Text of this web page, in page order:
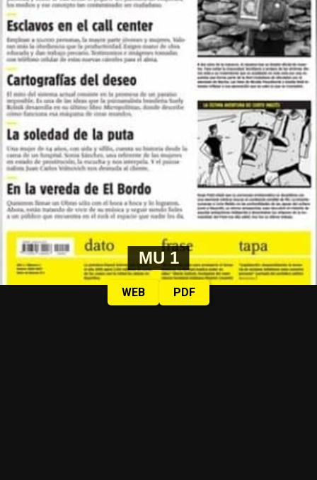
MU 1
WEB PDF